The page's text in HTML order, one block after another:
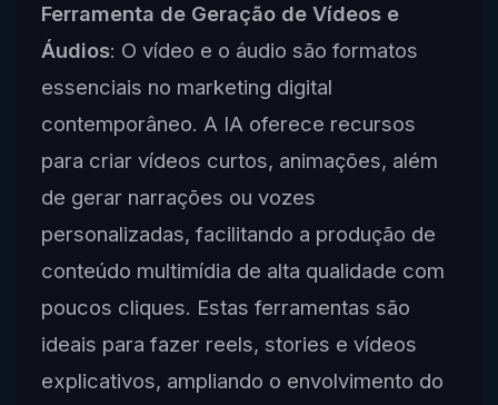
Ferramenta de Geração de Vídeos e
Áudios: O vídeo e o áudio são formatos
essenciais no marketing digital
contemporâneo. A IA oferece recursos
para criar vídeos curtos, animações, além
de gerar narrações ou vozes
personalizadas, facilitando a produção de
conteúdo multimídia de alta qualidade com
poucos cliques. Estas ferramentas são
ideais para fazer reels, stories e vídeos
explicativos, ampliando o envolvimento do